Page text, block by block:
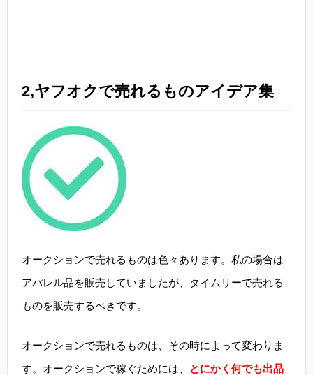
2,ヤフオクで売れるものアイデア集
オークションで売れるものは色々あります。私の場合は
アパレル品を販売していましたが、タイムリーで売れる
ものを販売するべきです。
オークションで売れるものは、その時によって変わりま
す。オークションで稼ぐためには、
とにかく何でも出品